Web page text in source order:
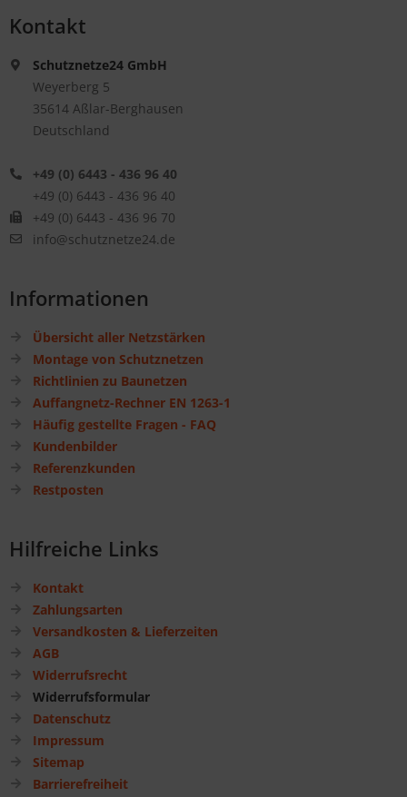
Kontakt
Schutznetze24 GmbH
Weyerberg 5
35614 Aßlar-Berghausen
Deutschland
+49 (0) 6443 - 436 96 40
+49 (0) 6443 - 436 96 40
+49 (0) 6443 - 436 96 70
info@schutznetze24.de
Informationen
Übersicht aller Netzstärken
Montage von Schutznetzen
Richtlinien zu Baunetzen
Auffangnetz-Rechner EN 1263-1
Häufig gestellte Fragen - FAQ
Kundenbilder
Referenzkunden
Restposten
Hilfreiche Links
Kontakt
Zahlungsarten
Versandkosten & Lieferzeiten
AGB
Widerrufsrecht
Widerrufsformular
Datenschutz
Impressum
Sitemap
Barrierefreiheit